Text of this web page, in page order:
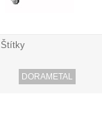
Štítky
DORAMETAL